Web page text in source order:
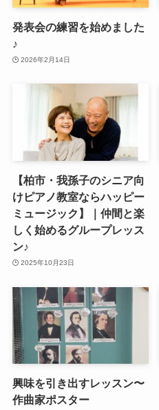
発表会の練習を始めました
♪
2026年2月14日
【柏市・我孫子のシニア向
けピアノ教室ならハッピー
ミュージック】｜仲間と楽
しく始めるグループレッス
ン♪
2025年10月23日
興味を引き出すレッスン〜
作曲家ポスター